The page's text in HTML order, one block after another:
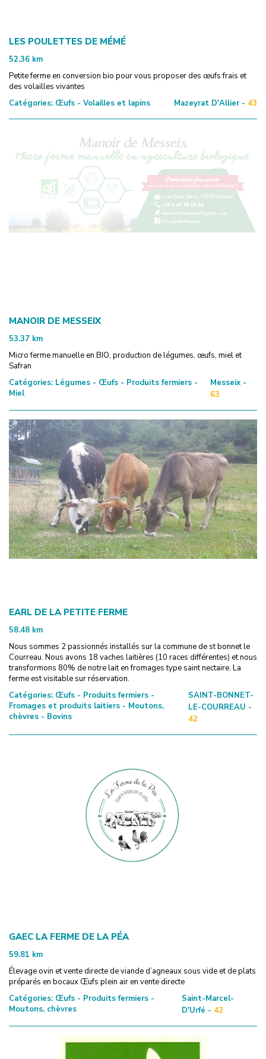
LES POULETTES DE MÉMÉ
52.36 km
Petite ferme en conversion bio pour vous proposer des œufs frais et
des volailles vivantes
Catégories: Œufs - Volailles et lapins Mazeyrat D'Allier - 43
MANOIR DE MESSEIX
53.37 km
Micro ferme manuelle en BIO, production de légumes, œufs, miel et
Safran
Catégories: Légumes - Œufs - Produits fermiers -
Miel
Messeix -
63
EARL DE LA PETITE FERME
58.48 km
Nous sommes 2 passionnés installés sur la commune de st bonnet le
Courreau. Nous avons 18 vaches laitières (10 races différentes) et nous
transformons 80% de notre lait en fromages type saint nectaire. La
ferme est visitable sur réservation.
Catégories: Œufs - Produits fermiers -
Fromages et produits laitiers - Moutons,
chèvres - Bovins
SAINT-BONNET-
LE-COURREAU -
42
GAEC LA FERME DE LA PÉA
59.81 km
Élevage ovin et vente directe de viande d’agneaux sous vide et de plats
préparés en bocaux Œufs plein air en vente directe
Catégories: Œufs - Produits fermiers -
Moutons, chèvres
Saint-Marcel-
D'Urfé - 42